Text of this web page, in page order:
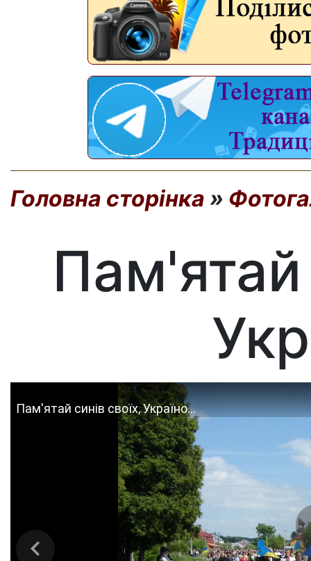
Головна сторінка »
Пам'ятай
Пам'ятай синів своїх, Україно...